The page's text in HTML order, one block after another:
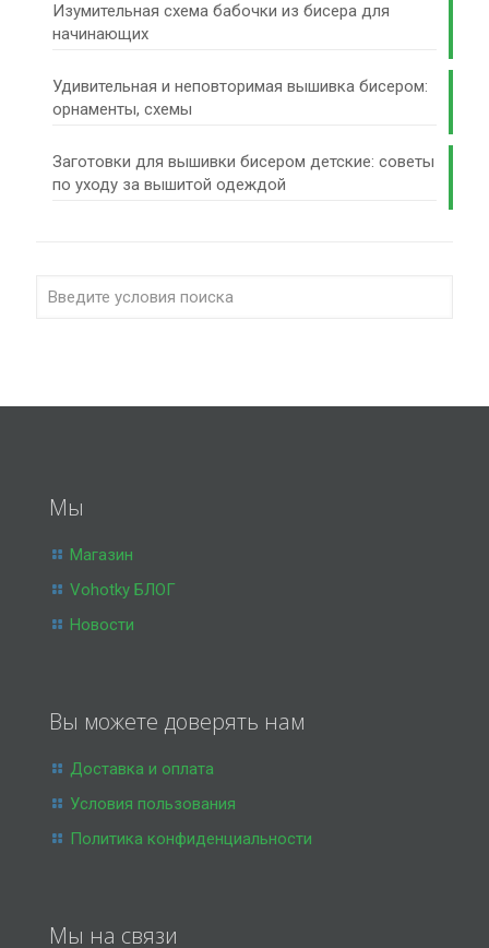
Изумительная схема бабочки из бисера для
начинающих
Удивительная и неповторимая вышивка бисером:
орнаменты, схемы
Заготовки для вышивки бисером детские: советы
по уходу за вышитой одеждой
Мы
Магазин
Vohotky БЛОГ
Новости
Вы можете доверять нам
Доставка и оплата
Условия пользования
Политика конфиденциальности
Мы на связи